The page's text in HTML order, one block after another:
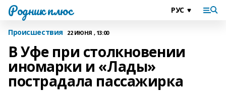
Родник плюс
Происшествия 22 ИЮНЯ , 13:00
В Уфе при столкновении
иномарки и «Лады»
пострадала пассажирка